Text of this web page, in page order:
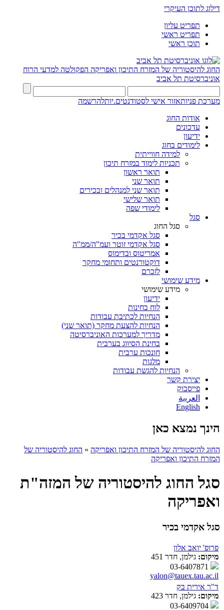
דילוג לתוכן העיקרי
תפריט עליון
תפריט ראשי
תוכן ראשי
החוג להיסטוריה של המזרח התיכון ואפריקה הפקולטה למדעי הרוח
אוניברסיטת תל אביב
מערכת פניותאזור אישי לסטודנטים.יותלהרשמה
אודות החוג
עדכונים
ידיעון
לימודים בחוג
למידה חווייתית
תכניות לימוד במזרח תיכון
תואר ראשון
תואר שני
תואר שני למנהלים ובכירים
תואר שלישי
לימודי שפה
סגל
סגל החוג
סגל אקדמי בכיר
סגל אקדמי זוטר ועמ"ה/ממ"ה
אמריטוס ובדימוס
דוקטורנטים ותחומי מחקר
לזכרם
מידע שימושי
מידע שימושי
ידיעון
לוח בחינות
הנחיות לכתיבת עבודות
הנחיות להצעת מחקר (תואר שני)
מדריך למערכות האוניברסיטה
בחינת הסיווג בערבית
חונכות ערבית
מלגות
הנחיות להגשת עבודות
יצירת קשר
פייסבוק
ﺍﻟﻌﺮﺑﻳﺔ
English
הינך נמצא כאן
החוג להיסטוריה של המזרח התיכון ואפריקה » החוג להיסטוריה של
המזרח התיכון ואפריקה
סגל החוג להיסטוריה של המזה"ת
ואפריקה
סגל אקדמי בכיר
פרופ' יואב אלון
מיקום: גילמן, חדר 451
yalon@tauex.tau.ac.il
ד"ר אירית בק
מיקום: גילמן, חדר 423